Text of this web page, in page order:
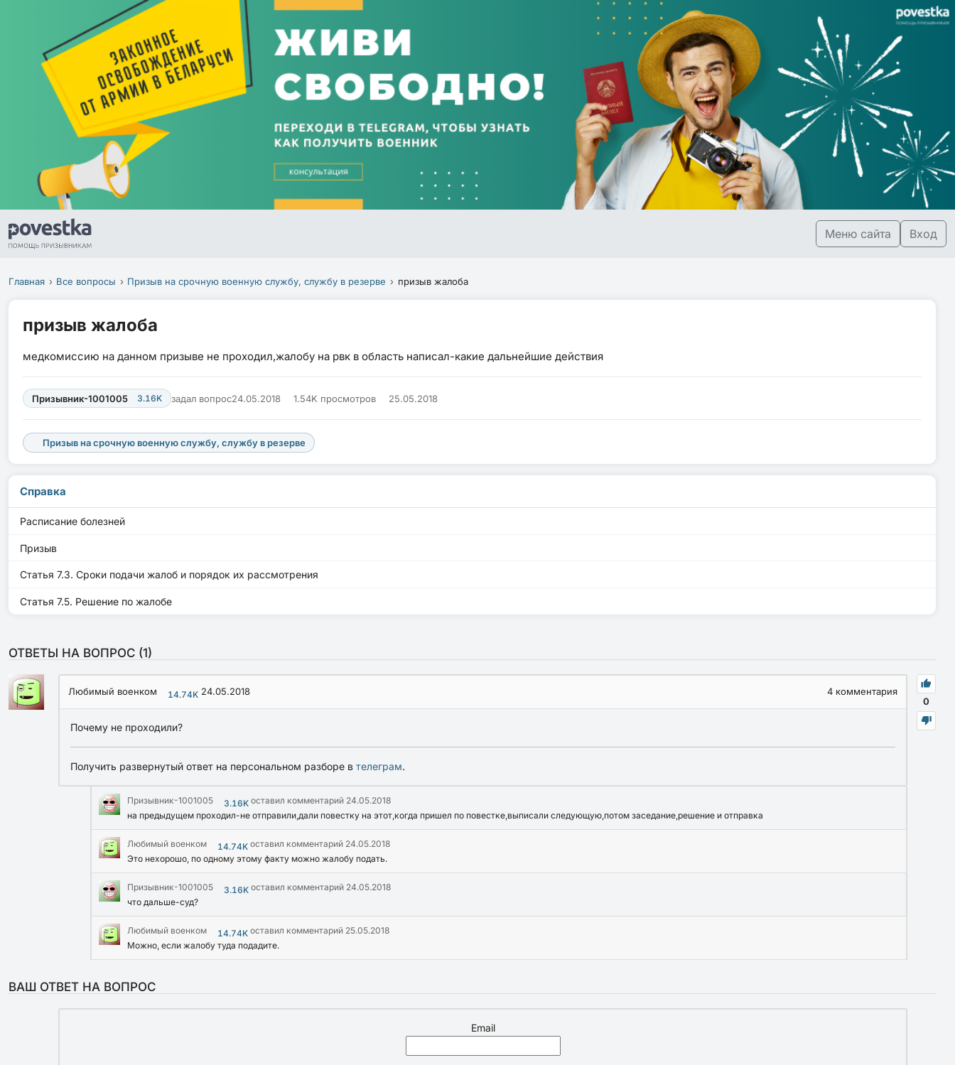
Меню сайта Вход
Главная Все вопросы Призыв на срочную военную службу, службу в резерве призыв жалоба
призыв жалоба
медкомиссию на данном призыве не проходил,жалобу на рвк в область написал-какие дальнейшие действия
Призывник-1001005 3.16K задал вопрос24.05.2018 1.54K просмотров 25.05.2018
Призыв на срочную военную службу, службу в резерве
Справка
Расписание болезней
Призыв
Статья 7.3. Сроки подачи жалоб и порядок их рассмотрения
Статья 7.5. Решение по жалобе
ОТВЕТЫ НА ВОПРОС (1)
0
Любимый военком 14.74K 24.05.2018 4 комментария
Почему не проходили?
Получить развернутый ответ на персональном разборе в телеграм.
Призывник-1001005 3.16K оставил комментарий 24.05.2018
на предыдущем проходил-не отправили,дали повестку на этот,когда пришел по повестке,выписали следующую,потом заседание,решение и отправка
Любимый военком 14.74K оставил комментарий 24.05.2018
Это нехорошо, по одному этому факту можно жалобу подать.
Призывник-1001005 3.16K оставил комментарий 24.05.2018
что дальше-суд?
Любимый военком 14.74K оставил комментарий 25.05.2018
Можно, если жалобу туда подадите.
ВАШ ОТВЕТ НА ВОПРОС
Email